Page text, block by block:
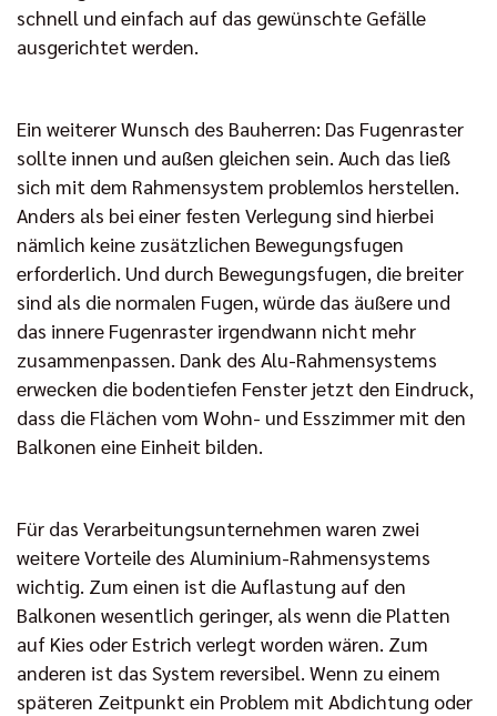
schnell und einfach auf das gewünschte Gefälle
ausgerichtet werden.
Ein weiterer Wunsch des Bauherren: Das Fugenraster
sollte innen und außen gleichen sein. Auch das ließ
sich mit dem Rahmensystem problemlos herstellen.
Anders als bei einer festen Verlegung sind hierbei
nämlich keine zusätzlichen Bewegungsfugen
erforderlich. Und durch Bewegungsfugen, die breiter
sind als die normalen Fugen, würde das äußere und
das innere Fugenraster irgendwann nicht mehr
zusammenpassen. Dank des Alu-Rahmensystems
erwecken die bodentiefen Fenster jetzt den Eindruck,
dass die Flächen vom Wohn- und Esszimmer mit den
Balkonen eine Einheit bilden.
Für das Verarbeitungsunternehmen waren zwei
weitere Vorteile des Aluminium-Rahmensystems
wichtig. Zum einen ist die Auflastung auf den
Balkonen wesentlich geringer, als wenn die Platten
auf Kies oder Estrich verlegt worden wären. Zum
anderen ist das System reversibel. Wenn zu einem
späteren Zeitpunkt ein Problem mit Abdichtung oder